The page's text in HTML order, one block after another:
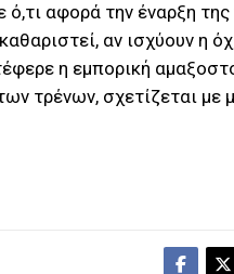
ό,τι αφορά την έναρξη
αν ισχύουν η
η εμπορική
τρένων, σχετίζεται με